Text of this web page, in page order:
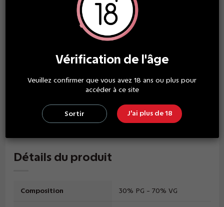
-------------------------------
Ce flacon "prêt à vaper" est à 0MG de nicotine, pour obtenir
un liquide à base de nicotine, vous devez acheter un
pour obtenir du 06MG.
boutique, vous pouvez le trouver par le biais du MENU >
BASE & DIY > THE HIT BOOSTER 10ML.
Pour obtenir un dosage au-delà de 06MG, rendez-vous dans
l'espace BASE & DIY pour réaliser vous même vos mélanges
avec du concentré / base / booster.
Détails du produit
Composition 30% PG - 70% VG
Vérification de l'âge
Veuillez confirmer que vous avez 18 ans ou plus pour
accéder à ce site
Sortir J'ai plus de 18